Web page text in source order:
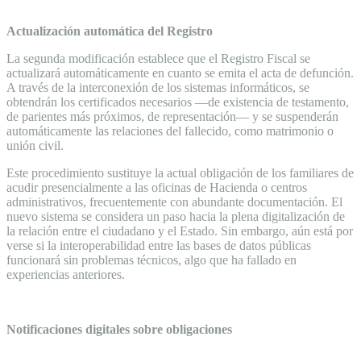
Actualización automática del Registro
La segunda modificación establece que el Registro Fiscal se
actualizará automáticamente en cuanto se emita el acta de defunción.
A través de la interconexión de los sistemas informáticos, se
obtendrán los certificados necesarios —de existencia de testamento,
de parientes más próximos, de representación— y se suspenderán
automáticamente las relaciones del fallecido, como matrimonio o
unión civil.
Este procedimiento sustituye la actual obligación de los familiares de
acudir presencialmente a las oficinas de Hacienda o centros
administrativos, frecuentemente con abundante documentación. El
nuevo sistema se considera un paso hacia la plena digitalización de
la relación entre el ciudadano y el Estado. Sin embargo, aún está por
verse si la interoperabilidad entre las bases de datos públicas
funcionará sin problemas técnicos, algo que ha fallado en
experiencias anteriores.
Notificaciones digitales sobre obligaciones